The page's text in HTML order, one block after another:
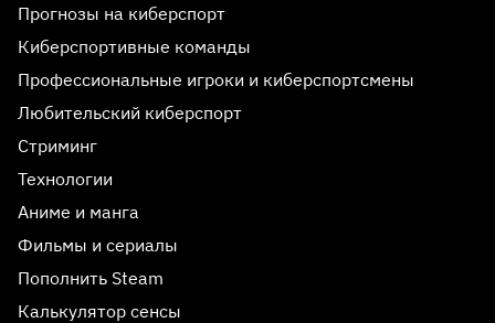
Прогнозы на киберспорт
Киберспортивные команды
Профессиональные игроки и киберспортсмены
Любительский киберспорт
Стриминг
Технологии
Аниме и манга
Фильмы и сериалы
Пополнить Steam
Калькулятор сенсы